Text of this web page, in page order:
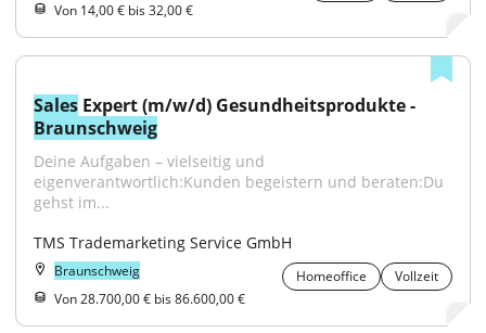
Von 14,00 € bis 32,00 €
Sales
Braunschweig
Deine Aufgaben – vielseitig und
eigenverantwortlich:Kunden begeistern und beraten:Du
gehst im...
TMS Trademarketing Service GmbH
Braunschweig Homeoffice
Vollzeit
Von 28.700,00 € bis 86.600,00 €